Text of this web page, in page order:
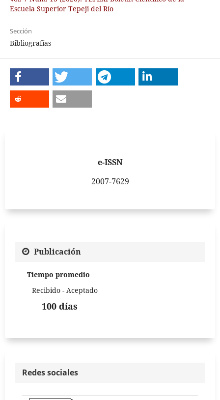
Escuela Superior Tepeji del Río
Sección
Bibliografías
e-ISSN
2007-7629
Publicación
Tiempo promedio
Recibido - Aceptado
100 días
Redes sociales